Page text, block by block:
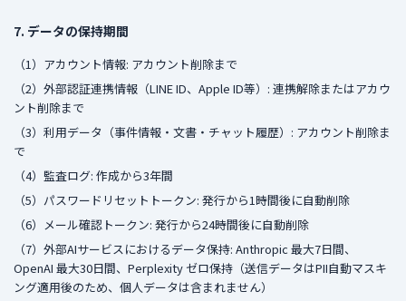
7. データの保持期間
（1）アカウント情報: アカウント削除まで
（2）外部認証連携情報（LINE ID、Apple ID等）: 連携解除またはアカウ
ント削除まで
（3）利用データ（事件情報・文書・チャット履歴）: アカウント削除ま
で
（4）監査ログ: 作成から3年間
（5）パスワードリセットトークン: 発行から1時間後に自動削除
（6）メール確認トークン: 発行から24時間後に自動削除
（7）外部AIサービスにおけるデータ保持: Anthropic 最大7日間、
OpenAI 最大30日間、Perplexity ゼロ保持（送信データはPII自動マスキ
ング適用後のため、個人データは含まれません）